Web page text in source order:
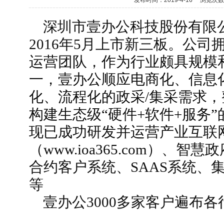
深圳市壹办公科技股份有限
2016年5月上市新三板。公司
运营团队，作为行业颇具规模
一，壹办公顺应电商化、信息
化、流程化的政采/集采需求
构建生态级“硬件+软件+服务
现已成功研发并运营产业互联
（www.ioa365.com）、智慧
合约客户系统、SAAS系统、
等
壹办公3000多家客户遍布各